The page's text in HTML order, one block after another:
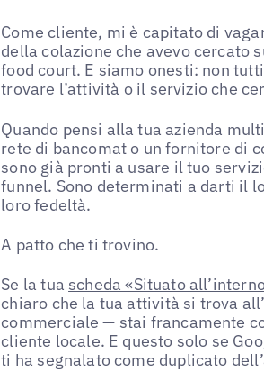
Come cliente, mi è capitato di
della colazione che avevo cercato
food court. E siamo onesti: non
trovare l’attività o il servizio che
Quando pensi alla tua azienda
rete di bancomat o un fornitore di
sono già pronti a usare il tuo
funnel. Sono determinati a darti il
loro fedeltà.
A patto che ti trovino.
Se la tua scheda «Situato
chiaro che la tua attività si trova
commerciale — stai francamente
cliente locale. E questo solo se
ti ha segnalato come duplicato